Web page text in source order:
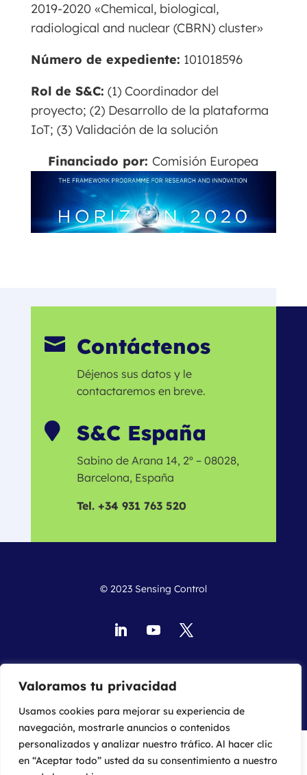
Valoramos tu privacidad
Usamos cookies para mejorar su experiencia de
navegación, mostrarle anuncios o contenidos
personalizados y analizar nuestro tráfico. Al hacer clic
en “Aceptar todo” usted da su consentimiento a nuestro
2019-2020 «Chemical, biological,
radiological and nuclear (CBRN) cluster»
Número de expediente: 101018596
Rol de S&C: (1) Coordinador del
proyecto; (2) Desarrollo de la plataforma
IoT; (3) Validación de la solución
Financiado por: Comisión Europea
 Contáctenos
Déjenos sus datos y le
contactaremos en breve.
 S&C España
Sabino de Arana 14, 2º – 08028,
Barcelona, España
Tel. +34 931 763 520
© 2023 Sensing Control
Política de privacidad Aviso legal